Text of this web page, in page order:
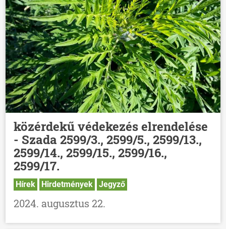
közérdekű védekezés elrendelése
- Szada 2599/3., 2599/5., 2599/13.,
2599/14., 2599/15., 2599/16.,
2599/17.
Hírek Hirdetmények Jegyző
2024. augusztus 22.